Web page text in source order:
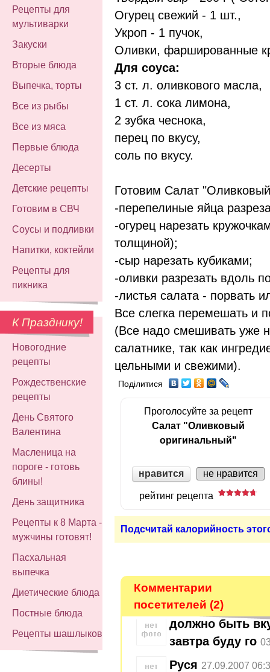
Рецепты для
мультиварки
Закуски
Вторые блюда
Выпечка, торты
Все из рыбы
Все из мяса
Первые блюда
Десерты
Детские рецепты
Готовим в СВЧ
Соусы и подливки
Напитки, коктейли
Рецепты для
пикника
К Празднику!
Новогодние
рецепты
Рождественские
рецепты
День Святого
Валентина
Масленица на
пороге - готовь
блины!
День защитника
Рецепты к 8 Марта -
мужчины готовят!
Пасхальная
выпечка
Диетические блюда
Постные блюда
Рецепты шашлыков
Огурец свежий - 1 шт.,
Укроп - 1 пучок,
Оливки, фаршированные
Для соуса:
3 ст. л. оливкового масла,
1 ст. л. сока лимона,
2 зубка чеснока,
перец по вкусу,
соль по вкусу.
Готовим Салат
-перепелиные яйца
-огурец нарезать
толщиной);
-сыр нарезать кубиками;
-оливки разрезать вдоль
-листья салата - порвать
Все слегка перемешать и
(Все надо смешивать уже
салатнике, так как
цельными и свежими).
Поділитися
Проголосуйте за рецепт
Салат "Оливковый
оригинальный"
нравится не нравится
рейтинг рецепта
Подсчитай калорийность
Комментарии
посетителей (2)
должно быть
зaвтрa буду го
Руся 27.09.2007